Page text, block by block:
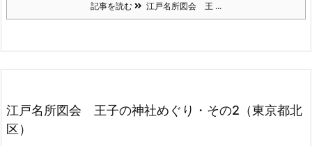
記事を読む 江戸名所図会 王 ...
江戸名所図会 王子の神社めぐり・その2（東京都北
区）